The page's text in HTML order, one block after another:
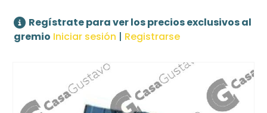
Regístrate para ver los precios exclusivos al
gremio Iniciar sesión | Registrarse